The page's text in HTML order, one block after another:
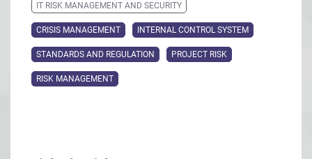
IT RISK MANAGEMENT AND SECURITY
CRISIS MANAGEMENT INTERNAL CONTROL SYSTEM
STANDARDS AND REGULATION PROJECT RISK
RISK MANAGEMENT